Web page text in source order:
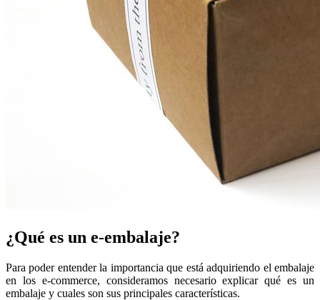
¿Qué es un e-embalaje?
Para poder entender la importancia que está adquiriendo el embalaje
en los e-commerce, consideramos necesario explicar qué es un
embalaje y cuales son sus principales características.